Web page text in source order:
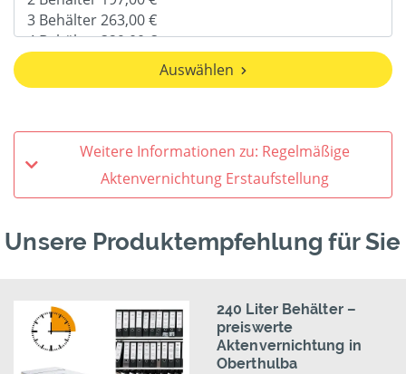
Auswählen
Weitere Informationen zu: Regelmäßige
Aktenvernichtung Erstaufstellung
Unsere Produktempfehlung für Sie
240 Liter Behälter –
preiswerte
Aktenvernichtung in
Oberthulba